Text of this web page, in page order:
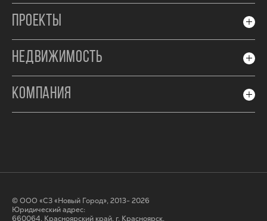
ПРОЕКТЫ
НЕДВИЖИМОСТЬ
КОМПАНИЯ
© ООО «СЗ «Новый Город», 2013- 2026
Юридический адрес:
660064, Красноярский край, г. Красноярск,